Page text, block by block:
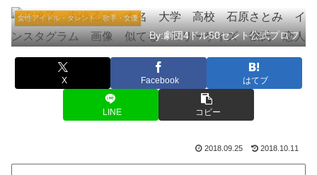
女性アイドル・タレント・歌手・女優
By:劇団4ドル50セント公式プロフ
X Facebook はてブ
LINE コピー
2018.09.25 2018.10.11